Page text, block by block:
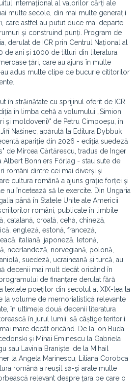
internațional al valorilor cărți ale
multe secole, din mai multe generații
care astfel au putut duce mai departe
și construind punți. Program de
derulat de ICR prin Centrul Național al
de ani și 1000 de titluri din literatura
țări, care au ajuns în multe
adus multe clipe de bucurie cititorilor
în străinătate cu sprijinul oferit de ICR
în limba cehă a volumului „Simion
şi moldoveni)" de Petru Cimpoeșu, în
Našinec, apărută la Editura Dybbuk
apariție din 2026 - ediția suedeză
de Mircea Cărtărescu, tradus de Inger
Albert Bonniers Förlag - stau sute de
români dintre cei mai diverși și
cultura română a ajuns grație forței și
nu încetează să le exercite. Din Ungaria
până în Statele Unite ale Americii
români, publicate în limbile
catalană, croată, cehă, chineză,
engleză, estonă, franceză,
italiană, japoneză, letonă,
neerlandeză, norvegiană, polonă,
suedeză, ucraineană și turcă, au
decenii mai mult decât oricând în
de finanțare derulat fără
textele poeților din secolul al XIX-lea la
la volume de memorialistică relevante
în ultimele două decenii literatura
în jurul lumii, să câștige teritorii
mare decât oricând. De la Ion Budai-
și Mihai Eminescu la Gabriela
sau Lavinia Braniște, de la Mihail
la Angela Marinescu, Liliana Corobca
română a reușit să-și arate multe
relevant despre țara pe care o